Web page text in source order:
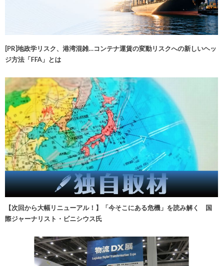
[PR]地政学リスク、港湾混雑…コンテナ運賃の変動リスクへの新しいヘッ
ジ方法「FFA」とは
【次回から大幅リニューアル！】「今そこにある危機」を読み解く 国
際ジャーナリスト・ビニシウス氏